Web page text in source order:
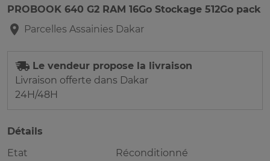
PROBOOK 640 G2 RAM 16Go Stockage 512Go pack
Parcelles Assainies Dakar
Le vendeur propose la livraison
Livraison offerte dans Dakar
24H/48H
Détails
Etat
Réconditionné